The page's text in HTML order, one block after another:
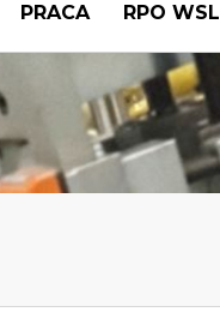
PRACA RPO WSL